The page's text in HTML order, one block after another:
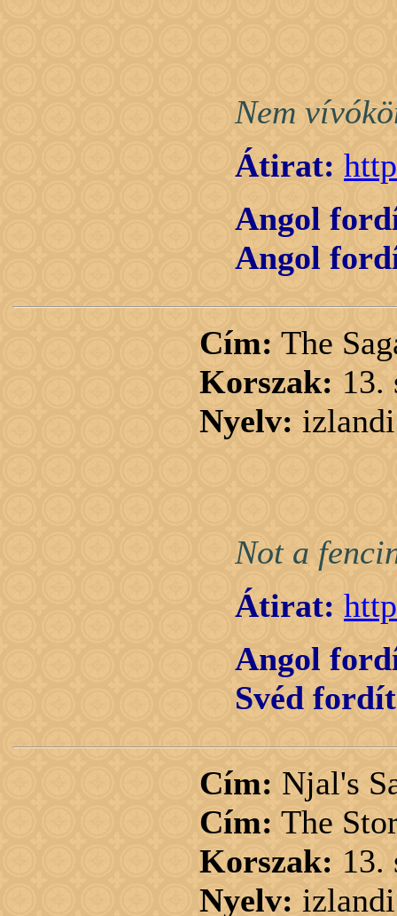
Nem
Átirat:
Angol
Angol
Cím: The
Korszak: 13.
Nyelv: izlandi
Not a
Átirat:
Angol
Svéd
Cím: Njal's
Cím: The
Korszak: 13.
Nyelv: izlandi